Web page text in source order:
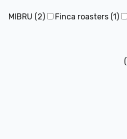
MIBRU (2) Finca roasters (1 )
)